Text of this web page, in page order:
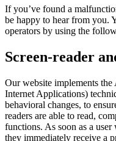
If you’ve found a
be happy to hear from you.
operators by using the
Screen-reader
Our website implements
Internet Applications)
behavioral changes, to
readers are able to read,
functions. As soon as a user
they immediately receive a